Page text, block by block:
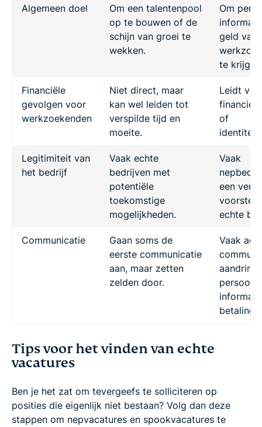
Algemeen doel
Om een talentenpool
op te bouwen of de
schijn van groei te
wekken.
Om
geld van
te
Financiële
gevolgen voor
werkzoekenden
Niet direct, maar
kan wel leiden tot
verspilde tijd en
moeite.
Leidt
of
Legitimiteit van
het bedrijf
Vaak echte
bedrijven met
potentiële
toekomstige
mogelijkheden.
Vaak
een
echte
Communicatie
Gaan soms de
eerste communicatie
aan, maar zetten
zelden door.
Vaak
Tips voor het vinden van echte
vacatures
Ben je het zat om tevergeefs te solliciteren op
posities die eigenlijk niet bestaan? Volg dan deze
stappen om nepvacatures en spookvacatures te